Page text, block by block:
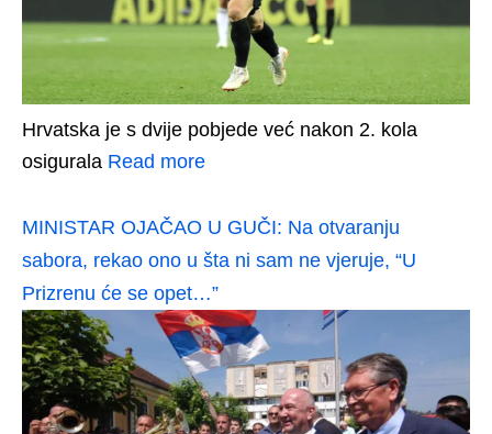
Hrvatska je s dvije pobjede već nakon 2. kola
osigurala Read more
MINISTAR OJAČAO U GUČI: Na otvaranju
sabora, rekao ono u šta ni sam ne vjeruje, “U
Prizrenu će se opet…”